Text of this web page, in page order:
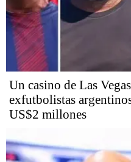
Un casino de Las
exfutbolistas
US$2 millones